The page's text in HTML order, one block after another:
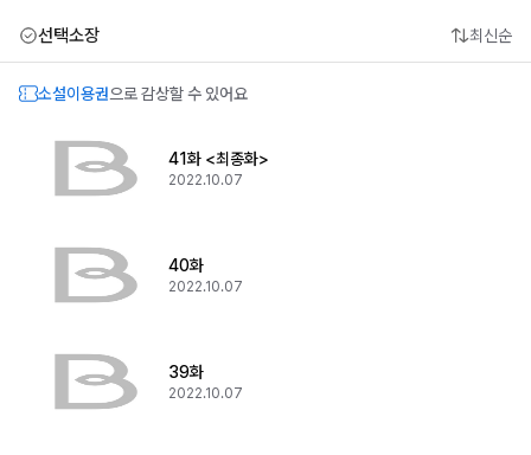
선택소장 최신순
소설이용권으로 감상할 수 있어요
41화 <최종화>
2022.10.07
40화
2022.10.07
39화
2022.10.07